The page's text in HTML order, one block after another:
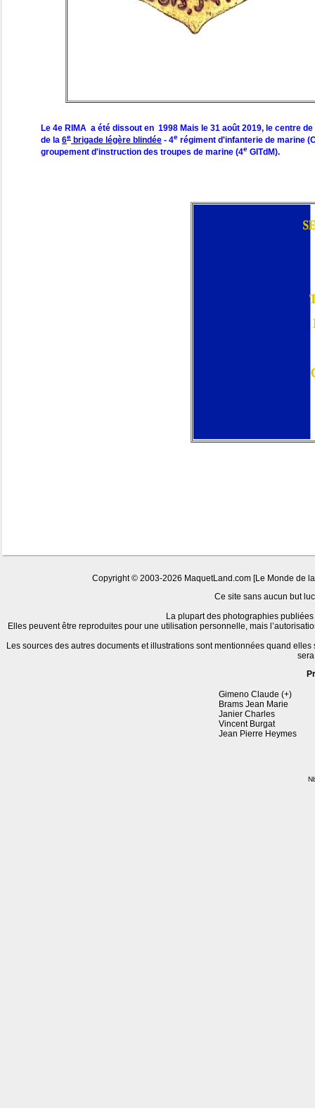
Le 4e RIMA a été dissout en 1998 Mais le 31 août 2019, le centre
de la 6e brigade légère blindée - 4e régiment d'infanterie de marine
groupement d'instruction des troupes de marine (4e GITdM).
Copyright © 2003-2026 MaquetLand.com [Le Monde de
Ce site sans aucun but
La plupart des photographies
Elles peuvent être reproduites pour une utilisation personnelle, mais
Les sources des autres documents et illustrations sont mentionnées quand
Gimeno Claude (+)
Brams Jean Marie
Janier Charles
Vincent Burgat
Jean Pierre Heymes